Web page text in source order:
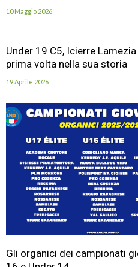
10 Maggio 2026
Under 19 C5, Icierre
prima volta nella sua storia
19 Aprile 2026
Gli organici dei campionati